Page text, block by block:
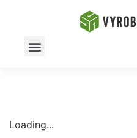
Loading...